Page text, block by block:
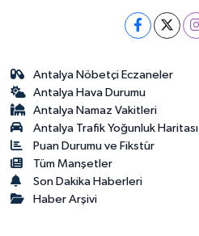
Antalya Nöbetçi Eczaneler
Antalya Hava Durumu
Antalya Namaz Vakitleri
Antalya Trafik Yoğunluk Haritası
Puan Durumu ve Fikstür
Tüm Manşetler
Son Dakika Haberleri
Haber Arşivi